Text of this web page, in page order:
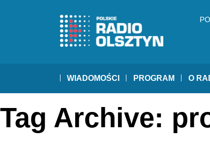
WIADOMOŚCI PROGRAM O
Tag Archive: